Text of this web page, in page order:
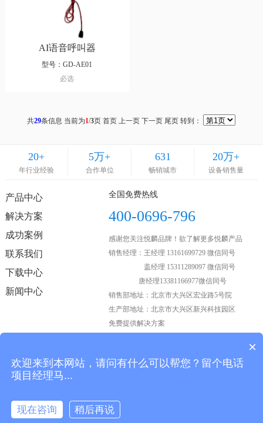
AI语音呼叫器
型号：GD-AE01
必选
共29条信息 当前为1/3页首页 上一页 下一页 尾页 转到：
20+
年行业经验
5万+
合作单位
631
畅销城市
20万+
设备销售量
产品中心
解决方案
成功案例
联系我们
下载中心
新闻中心
全国免费热线
400-0696-796
感谢您关注悦麟品牌！欲了解更多悦麟产品
销售经理：王经理 13161699729 微信同号
盖经理 15311289097 微信同号
唐经理13381166977微信同号
销售部地址：北京市大兴区宏业路5号院
生产部地址：北京市大兴区新兴科技园区
免费提供解决方案
关注我们
Copyright © 2021 悦麟科技 版权所有. All Rights Reserved.
×
欢迎来到本网站，请问有什么可以帮您？留个电话
项目经理马...
现在咨询 稍后再说